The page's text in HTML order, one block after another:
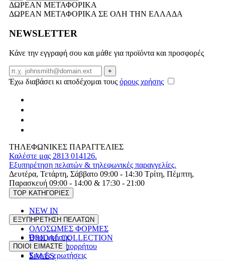
ΔΩΡΕΑΝ ΜΕΤΑΦΟΡΙΚΑ
ΔΩΡΕΑΝ ΜΕΤΑΦΟΡΙΚΑ ΣΕ ΟΛΗ ΤΗΝ ΕΛΛΑΔΑ
NEWSLETTER
Κάνε την εγγραφή σου και μάθε για προϊόντα και προσφορές
Email
+
Έχω διαβάσει κι αποδέχομαι τους όρους χρήσης
ΤΗΛΕΦΩΝΙΚΕΣ ΠΑΡΑΓΓΕΛΙΕΣ
Καλέστε μας 2813 014126.
Εξυπηρέτηση πελατών & τηλεφωνικές παραγγελίες.
Δευτέρα, Τετάρτη, Σάββατο 09:00 - 14:30 Τρίτη, Πέμπτη,
Παρασκευή 09:00 - 14:00 & 17:30 - 21:00
TOP ΚΑΤΗΓΟΡΙΕΣ
NEW IN
ΦΟΡΕΜΑΤΑ
ΟΛΟΣΩΜΕΣ ΦΟΡΜΕΣ
BRIDAL COLLECTION
PLUS SIZE
SALES
ΕΞΥΠΗΡΕΤΗΣΗ ΠΕΛΑΤΩΝ
Όροι χρήσης
Πολιτική Απορρήτου
Συχνές ερωτήσεις
ΠΟΙΟΙ ΕΙΜΑΣΤΕ